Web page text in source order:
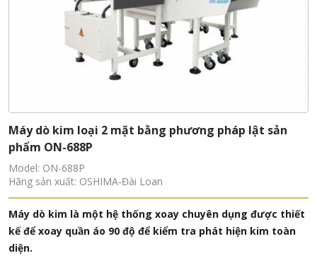
Máy dò kim loại 2 mặt bằng phương pháp lật sản
phẩm ON-688P
Model: ON-688P
Hãng sản xuất: OSHIMA-Đài Loan
Máy dò kim là một hệ thống xoay chuyên dụng được thiết
kế để xoay quần áo 90 độ để kiểm tra phát hiện kim toàn
diện.